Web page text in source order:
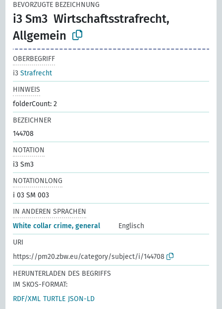
BEVORZUGTE BEZEICHNUNG
i3 Sm3 Wirtschaftsstrafrecht,
Allgemein
OBERBEGRIFF
i3Strafrecht
HINWEIS
folderCount: 2
BEZEICHNER
144708
NOTATION
i3 Sm3
NOTATIONLONG
i 03 SM 003
IN ANDEREN SPRACHEN
White collar crime, general
Englisch
URI
https://pm20.zbw.eu/category/subject/i/144708
HERUNTERLADEN DES BEGRIFFS
IM SKOS-FORMAT:
RDF/XML TURTLE JSON-LD